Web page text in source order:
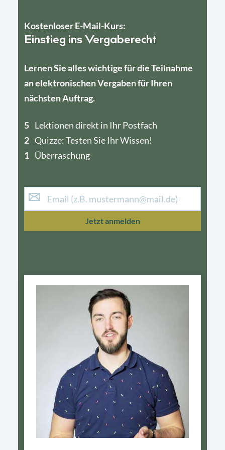
Kostenloser E-Mail-Kurs:
Einstieg ins Vergaberecht
Lernen Sie alles wichtige für die Teilnahme
an elektronischen Vergaben für Ihren
nächsten Auftrag.
5 Lektionen direkt in Ihr Postfach
2 Quizze: Testen Sie Ihr Wissen!
1 Überraschung
4
1
Jetzt anmelden